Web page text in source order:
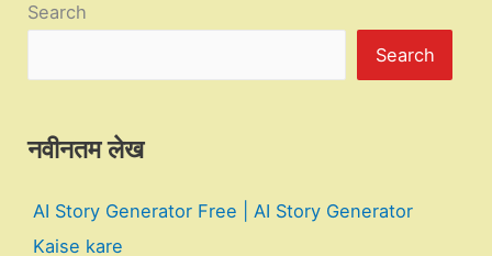
Search
Search
नवीनतम लेख
AI Story Generator Free | AI Story Generator
Kaise kare